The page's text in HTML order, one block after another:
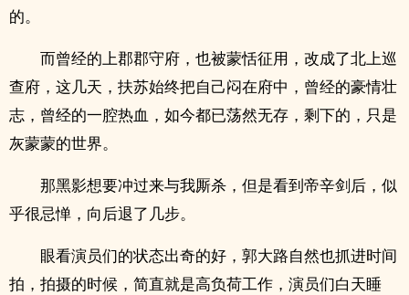
的。
而曾经的上郡郡守府，也被蒙恬征用，改成了北上巡
查府，这几天，扶苏始终把自己闷在府中，曾经的豪情壮
志，曾经的一腔热血，如今都已荡然无存，剩下的，只是
灰蒙蒙的世界。
那黑影想要冲过来与我厮杀，但是看到帝辛剑后，似
乎很忌惮，向后退了几步。
眼看演员们的状态出奇的好，郭大路自然也抓进时间
拍，拍摄的时候，简直就是高负荷工作，演员们白天睡